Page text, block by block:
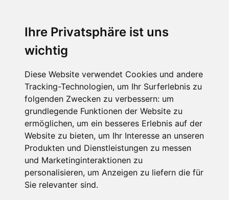
Ihre Privatsphäre ist uns
wichtig
Diese Website verwendet Cookies und andere
Tracking-Technologien, um Ihr Surferlebnis zu
folgenden Zwecken zu verbessern: um
grundlegende Funktionen der Website zu
ermöglichen, um ein besseres Erlebnis auf der
Website zu bieten, um Ihr Interesse an unseren
Produkten und Dienstleistungen zu messen
und Marketinginteraktionen zu
personalisieren, um Anzeigen zu liefern die für
Sie relevanter sind.
Hotel zur Post 3*Superior - Ihr Familienhotel
Hauptstraße 58
9873 Döbriach
Kärnten
Österreich
Telefon
0043 4246 7713